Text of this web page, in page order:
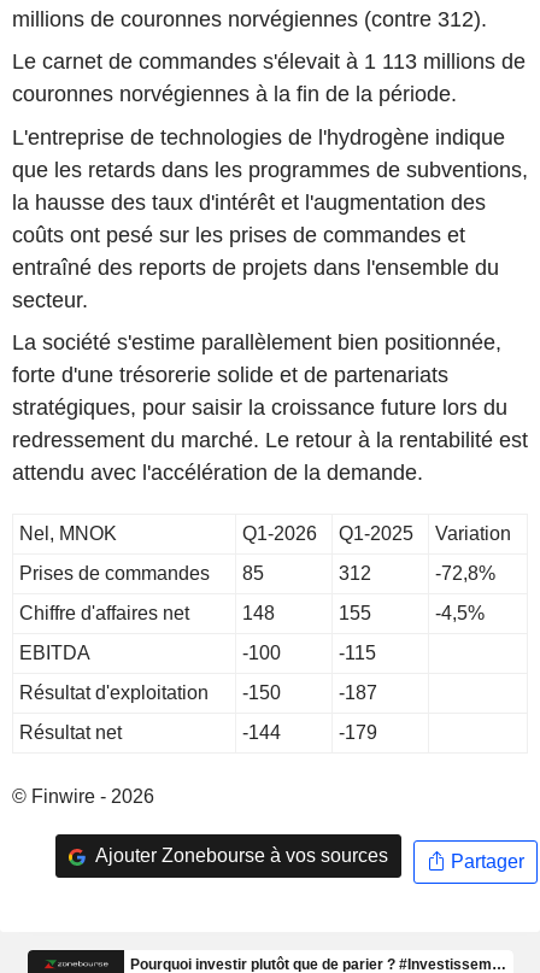
millions de couronnes norvégiennes (contre 312).
Le carnet de commandes s'élevait à 1 113 millions de
couronnes norvégiennes à la fin de la période.
L'entreprise de technologies de l'hydrogène indique
que les retards dans les programmes de subventions,
la hausse des taux d'intérêt et l'augmentation des
coûts ont pesé sur les prises de commandes et
entraîné des reports de projets dans l'ensemble du
secteur.
La société s'estime parallèlement bien positionnée,
forte d'une trésorerie solide et de partenariats
stratégiques, pour saisir la croissance future lors du
redressement du marché. Le retour à la rentabilité est
attendu avec l'accélération de la demande.
Nel, MNOK Q1-2026 Q1-2025
Variation
Prises de commandes
85 312
-72,8%
Chiffre d'affaires net
148 155
-4,5%
EBITDA
-100
-115
Résultat d'exploitation
-150
-187
Résultat net
-144 -179
© Finwire - 2026
Ajouter Zonebourse à vos sources Partager